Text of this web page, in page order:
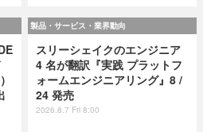
製品・サービス・業界動向
スリーシェイクのエンジニア
4 名が翻訳『実践 プラットフ
ォームエンジニアリング』8 /
24 発売
2026.8.7 Fri 8:00